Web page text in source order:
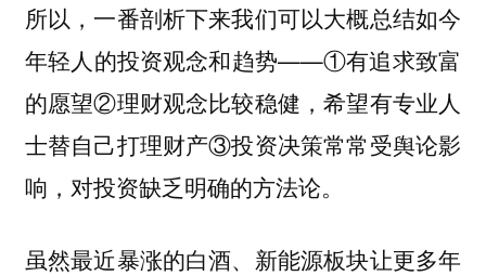
所以，一番剖析下来我们可以大概总结如今
年轻人的投资观念和趋势——①有追求致富
的愿望②理财观念比较稳健，希望有专业人
士替自己打理财产③投资决策常常受舆论影
响，对投资缺乏明确的方法论。
虽然最近暴涨的白酒、新能源板块让更多年